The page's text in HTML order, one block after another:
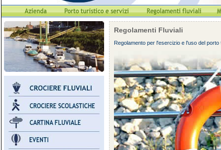
Regolamenti Fluviali
Regolamento per l'esercizio e l'uso del